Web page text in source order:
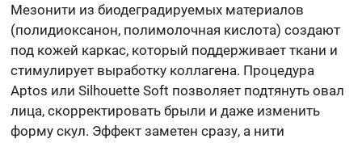
Мезонити из биодеградируемых материалов
(полидиоксанон, полимолочная кислота) создают
под кожей каркас, который поддерживает ткани и
стимулирует выработку коллагена. Процедура
Aptos или Silhouette Soft позволяет подтянуть овал
лица, скорректировать брыли и даже изменить
форму скул. Эффект заметен сразу, а нити